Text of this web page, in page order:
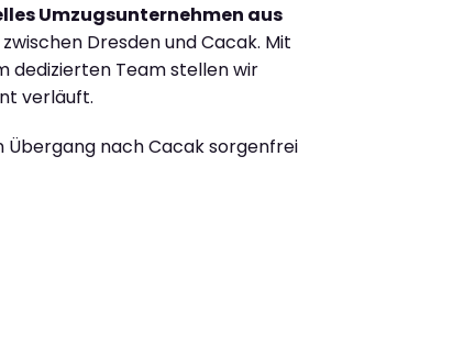
Umzugsunternehmen aus
Dresden und Cacak. Mit
dedizierten Team stellen wir
verläuft.
Übergang nach Cacak sorgenfrei